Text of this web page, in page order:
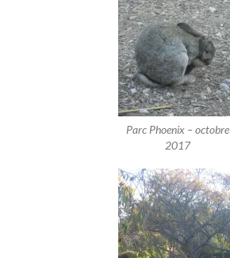
Parc Phoenix – octobre
2017